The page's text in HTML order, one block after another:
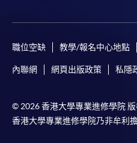
職位空缺 教學/報名中心地點
內聯網 網頁出版政策 私隱
© 2026 香港大學專業進修學院
香港大學專業進修學院乃非牟利